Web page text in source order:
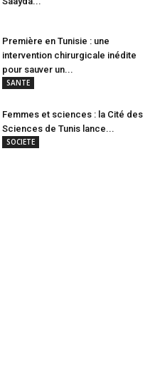
Première en Tunisie : une
intervention chirurgicale inédite
pour sauver un...
SANTE
Femmes et sciences : la Cité des
Sciences de Tunis lance...
SOCIETE